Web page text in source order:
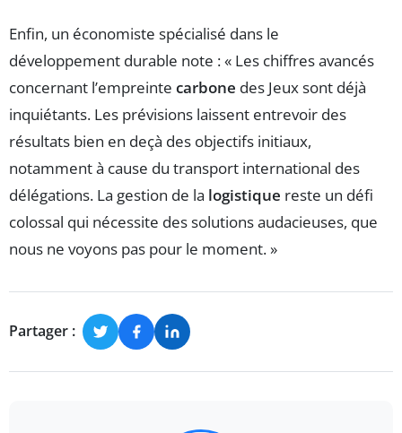
Enfin, un économiste spécialisé dans le
développement durable note : « Les chiffres avancés
concernant l’empreinte carbone des Jeux sont déjà
inquiétants. Les prévisions laissent entrevoir des
résultats bien en deçà des objectifs initiaux,
notamment à cause du transport international des
délégations. La gestion de la logistique reste un défi
colossal qui nécessite des solutions audacieuses, que
nous ne voyons pas pour le moment. »
Partager :